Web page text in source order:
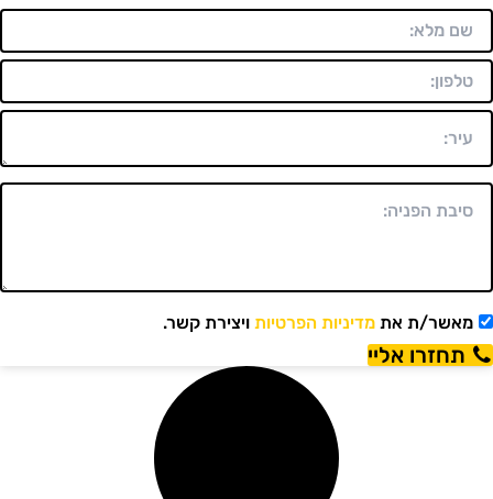
מאשר/ת אתמדיניות הפרטיותויצירת קשר.
תחזרו אליי